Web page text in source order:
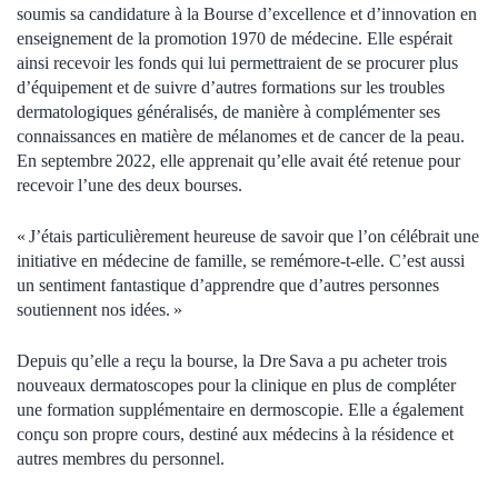
soumis sa candidature à la Bourse d’excellence et d’innovation en
enseignement de la promotion 1970 de médecine. Elle espérait
ainsi recevoir les fonds qui lui permettraient de se procurer plus
d’équipement et de suivre d’autres formations sur les troubles
dermatologiques généralisés, de manière à complémenter ses
connaissances en matière de mélanomes et de cancer de la peau.
En septembre 2022, elle apprenait qu’elle avait été retenue pour
recevoir l’une des deux bourses.
« J’étais particulièrement heureuse de savoir que l’on célébrait une
initiative en médecine de famille, se remémore-t-elle. C’est aussi
un sentiment fantastique d’apprendre que d’autres personnes
soutiennent nos idées. »
Depuis qu’elle a reçu la bourse, la Dre Sava a pu acheter trois
nouveaux dermatoscopes pour la clinique en plus de compléter
une formation supplémentaire en dermoscopie. Elle a également
conçu son propre cours, destiné aux médecins à la résidence et
autres membres du personnel.